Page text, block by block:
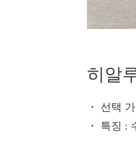
히알
・ 선택
・ 특징 :